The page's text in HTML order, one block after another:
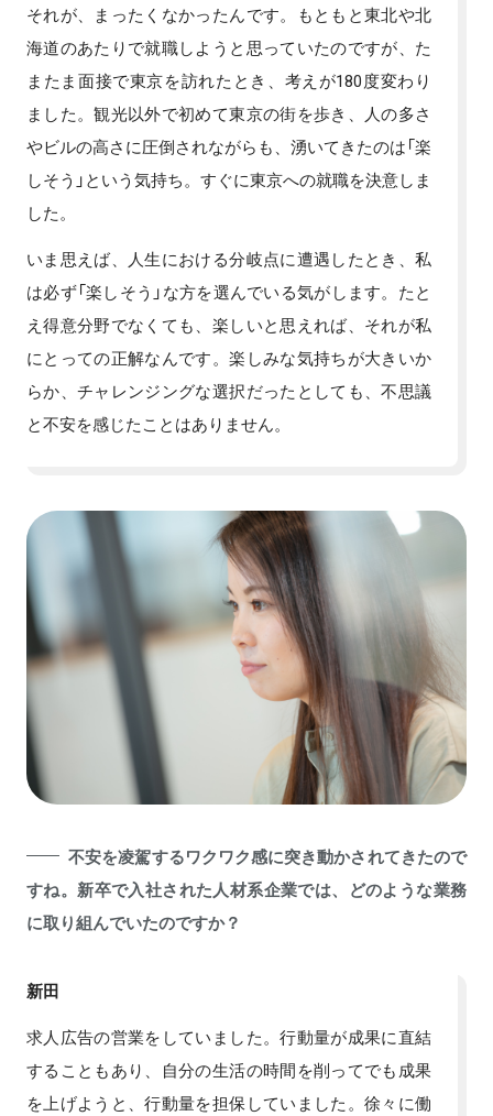
それが、まったくなかったんです。もともと東北や北
海道のあたりで就職しようと思っていたのですが、た
またま面接で東京を訪れたとき、考えが180度変わり
ました。観光以外で初めて東京の街を歩き、人の多さ
やビルの高さに圧倒されながらも、湧いてきたのは「楽
しそう」という気持ち。すぐに東京への就職を決意しま
した。
いま思えば、人生における分岐点に遭遇したとき、私
は必ず「楽しそう」な方を選んでいる気がします。たと
え得意分野でなくても、楽しいと思えれば、それが私
にとっての正解なんです。楽しみな気持ちが大きいか
らか、チャレンジングな選択だったとしても、不思議
と不安を感じたことはありません。
不安を凌駕するワクワク感に突き動かされてきたので
すね。新卒で入社された人材系企業では、どのような業務
に取り組んでいたのですか？
新田
求人広告の営業をしていました。行動量が成果に直結
することもあり、自分の生活の時間を削ってでも成果
を上げようと、行動量を担保していました。徐々に働